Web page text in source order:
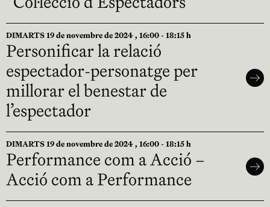
DIMARTS 19 de novembre de 2024 , 16:00 - 18:15 h
Personificar la relació
espectador-personatge per
millorar el benestar de
l’espectador
DIMARTS 19 de novembre de 2024 , 16:00 - 18:15 h
Performance com a Acció –
Acció com a Performance